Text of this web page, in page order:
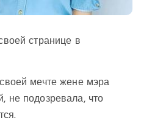
странице в
мечте жене мэра
не подозревала, что